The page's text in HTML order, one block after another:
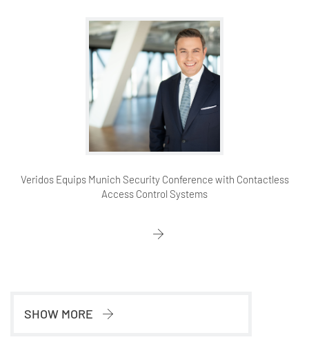
Veridos Equips Munich Security Conference with Contactless
Access Control Systems
SHOW MORE